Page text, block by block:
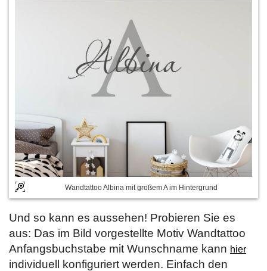
Wandtattoo Albina mit großem A im Hintergrund
Und so kann es aussehen! Probieren Sie es
aus: Das im Bild vorgestellte Motiv Wandtattoo
Anfangsbuchstabe mit Wunschname kann hier
individuell konfiguriert werden. Einfach den